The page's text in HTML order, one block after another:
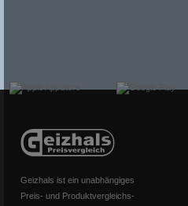
Geizhals ist ein unabhängiges
Preis- und Produktvergleichs-